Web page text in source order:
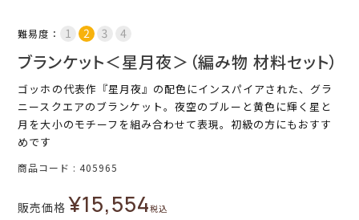
難易度：
ブランケット＜星月夜＞（編み物 材料セット）
ゴッホの代表作『星月夜』の配色にインスパイアされた、グラ
ニースクエアのブランケット。夜空のブルーと黄色に輝く星と
月を大小のモチーフを組み合わせて表現。初級の方にもおすす
めです
商品コード 405965
販売価格 ¥15,554税込